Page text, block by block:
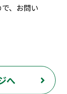
、お問い
へ